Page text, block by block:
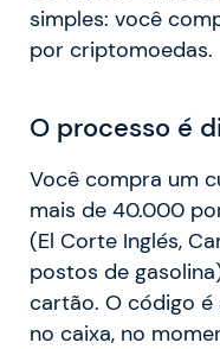
simples: você
por criptomoedas.
O processo é
Você compra um
mais de 40.000
(El Corte Inglés,
postos de
cartão. O código
no caixa, no